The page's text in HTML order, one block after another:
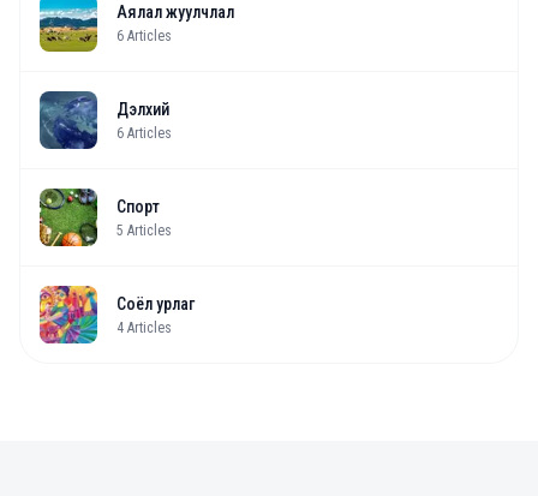
Аялал жуулчлал
6 Articles
Дэлхий
6 Articles
Спорт
5 Articles
Соёл урлаг
4 Articles